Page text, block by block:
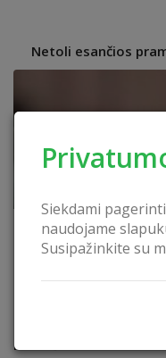
Siekdami
naudojame
Susipažinkite su
Netoli esančios
KAIMIŠKO SŪRIO